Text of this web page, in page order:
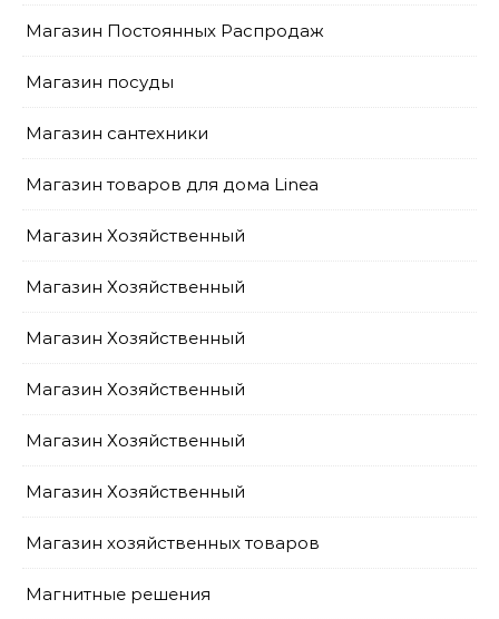
Магазин Постоянных Распродаж
Магазин посуды
Магазин сантехники
Магазин товаров для дома Linea
Магазин Хозяйственный
Магазин Хозяйственный
Магазин Хозяйственный
Магазин Хозяйственный
Магазин Хозяйственный
Магазин Хозяйственный
Магазин хозяйственных товаров
Магнитные решения